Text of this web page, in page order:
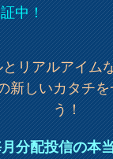
中！
ルアイムな
カタチを一
う！
分配投信の本